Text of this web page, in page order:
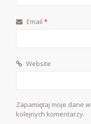
Email*
Website
Zapamiętaj moje dane
kolejnych komentarzy.